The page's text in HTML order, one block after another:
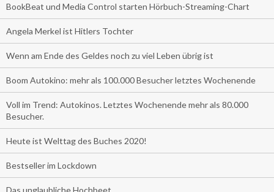
BookBeat und Media Control starten Hörbuch-Streaming-Chart
Angela Merkel ist Hitlers Tochter
Wenn am Ende des Geldes noch zu viel Leben übrig ist
Boom Autokino: mehr als 100.000 Besucher letztes Wochenende
Voll im Trend: Autokinos. Letztes Wochenende mehr als 80.000
Besucher.
Heute ist Welttag des Buches 2020!
Bestseller im Lockdown
Das unglaubliche Hochbeet